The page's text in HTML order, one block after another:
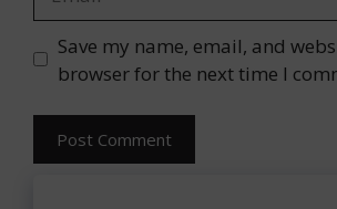
Website
Save my name, email, and
browser for the next time I